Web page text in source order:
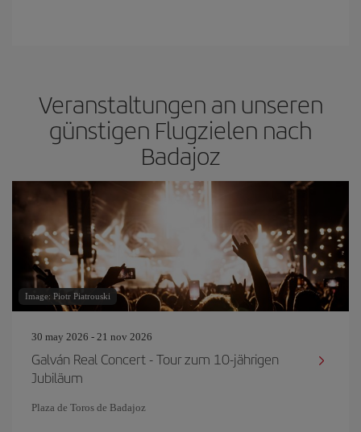
Veranstaltungen an unseren
günstigen Flugzielen nach
Badajoz
Image: Piotr Piatrouski
30 may 2026 - 21 nov 2026
Galván Real Concert - Tour zum 10-jährigen
Jubiläum
Plaza de Toros de Badajoz